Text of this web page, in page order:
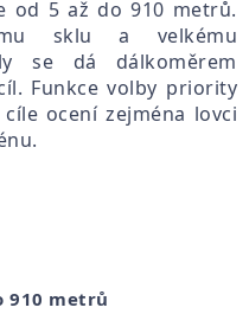
od 5 až do 910 metrů.
sklu a velkému
se dá dálkoměrem
Funkce volby priority
ocení zejména lovci
910 metrů